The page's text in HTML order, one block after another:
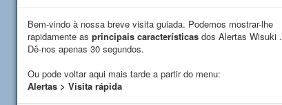
Direção
Ondas
Bem-vindo à nossa breve visita guiada. Podemos mostrar-lhe
rapidamente as principais características dos Alertas Wisuki .
Dê-nos apenas 30 segundos.
Ou pode voltar aqui mais tarde a partir do menu:
Alertas > Visita rápida
Bem-vindo à nossa breve visita guiada. Podemos mostrar-lhe
rapidamente as principais características dos Alertas Wisuki .
Dê-nos apenas 30 segundos.
Ou pode voltar aqui mais tarde a partir do menu:
Alertas > Visita rápida